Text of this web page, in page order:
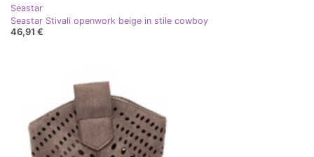
Seastar
Seastar Stivali openwork beige in stile cowboy
46,91 €